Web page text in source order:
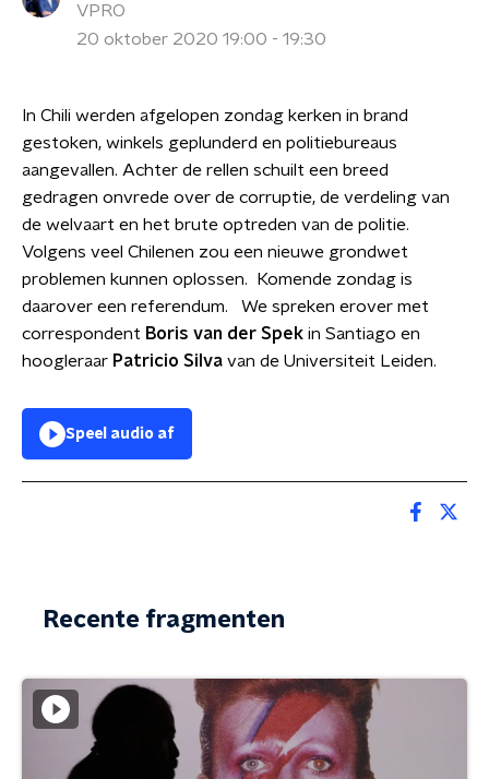
VPRO
20 oktober 2020 19:00 - 19:30
In Chili werden afgelopen zondag kerken in brand
gestoken, winkels geplunderd en politiebureaus
aangevallen. Achter de rellen schuilt een breed
gedragen onvrede over de corruptie, de verdeling van
de welvaart en het brute optreden van de politie.
Volgens veel Chilenen zou een nieuwe grondwet
problemen kunnen oplossen. Komende zondag is
daarover een referendum. We spreken erover met
correspondent Boris van der Spek in Santiago en
hoogleraar Patricio Silva van de Universiteit Leiden.
Speel audio af
Recente fragmenten